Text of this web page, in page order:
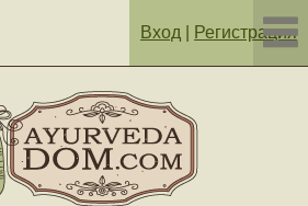
Вход Регистрация